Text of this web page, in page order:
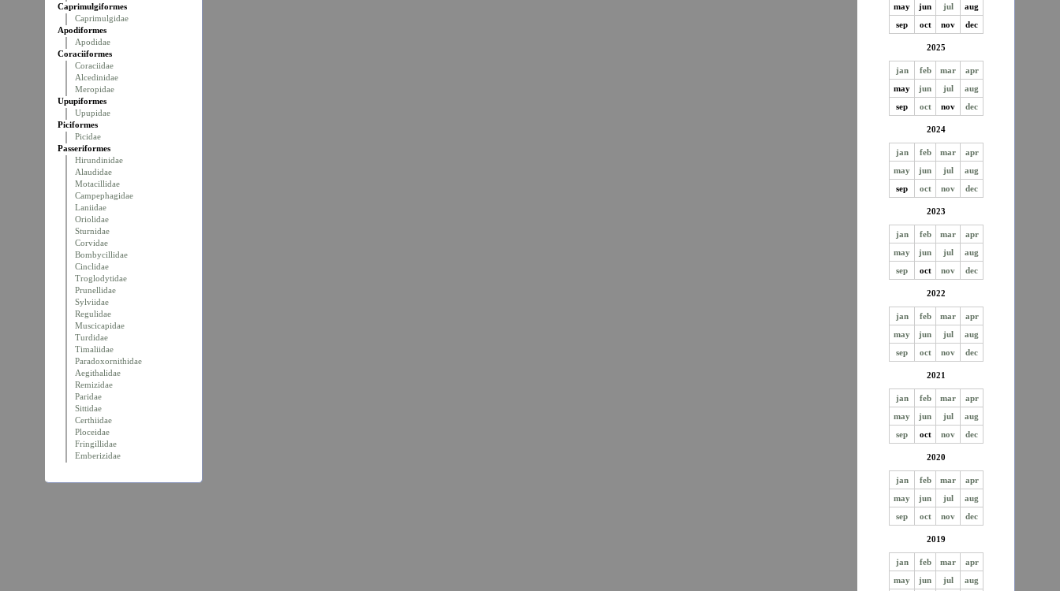
Caprimulgiformes
Caprimulgidae
Apodiformes
Apodidae
Coraciiformes
Coraciidae
Alcedinidae
Meropidae
Upupiformes
Upupidae
Piciformes
Picidae
Passeriformes
Hirundinidae
Alaudidae
Motacillidae
Campephagidae
Laniidae
Oriolidae
Sturnidae
Corvidae
Bombycillidae
Cinclidae
Troglodytidae
Prunellidae
Sylviidae
Regulidae
Muscicapidae
Turdidae
Timaliidae
Paradoxornithidae
Aegithalidae
Remizidae
Paridae
Sittidae
Certhiidae
Ploceidae
Fringillidae
Emberizidae
may
jun jul
aug
sep
oct nov dec
2025
jan feb mar
apr
may
jun jul
aug
sep
oct nov dec
2024
jan feb mar
apr
may
jun jul
aug
sep
oct nov dec
2023
jan feb mar
apr
may
jun jul
aug
sep
oct nov dec
2022
jan feb mar
apr
may
jun jul
aug
sep
oct nov dec
2021
jan feb mar
apr
may
jun jul
aug
sep
oct nov dec
2020
jan feb mar
apr
may
jun jul
aug
sep
oct nov dec
2019
jan feb mar
apr
may
jun jul
aug